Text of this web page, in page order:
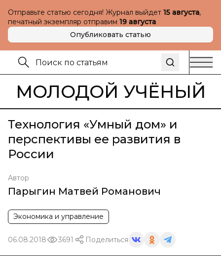
Отправьте статью сегодня! Журнал выйдет 15 августа,
печатный экземпляр отправим 19 августа
Опубликовать статью
МОЛОДОЙ УЧЁНЫЙ
Технология «Умный дом» и
перспективы ее развития в
России
Автор
Парыгин Матвей Романович
Экономика и управление
06.08.2018 3691 Поделиться